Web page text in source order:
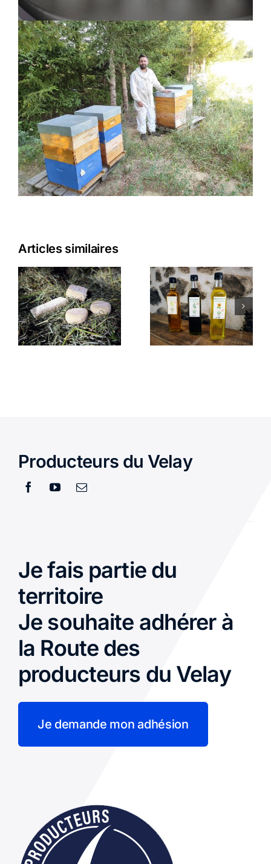
Articles similaires
GAEC DE
LA
VEYSSAIRE
LA
MIEILLERIE
DES
FONTAINES
Producteurs du Velay
Je fais partie du
territoire
Je souhaite adhérer à
la Route des
producteurs du Velay
Je demande mon adhésion